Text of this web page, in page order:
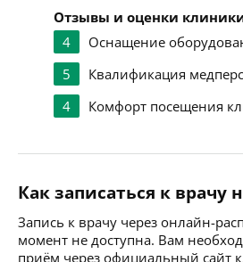
Отзывы и оценки
4
Оснащение
5
Квалификация
4
Комфорт посещения
Как записаться к врачу
Запись к врачу через онлайн-
момент не доступна. Вам
приём через официальный сайт